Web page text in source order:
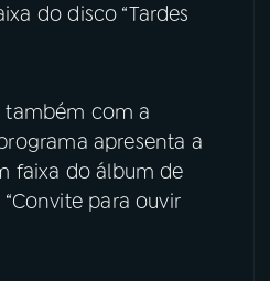
do disco “Tardes
com a
apresenta a
faixa do álbum de
para ouvir